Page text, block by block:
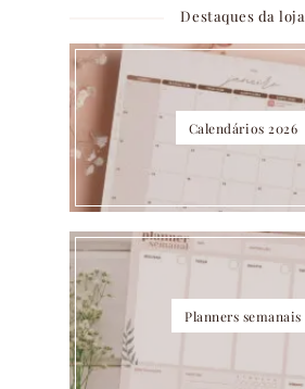
Destaques da loja
Calendários 2026
Planners semanais